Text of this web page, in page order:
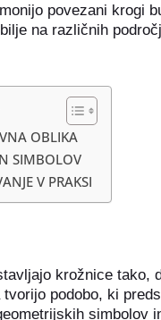
povezani krogi
na različnih
OBLIKA
SIMBOLOV
V PRAKSI
krožnice tako,
podobo, ki
simbolov